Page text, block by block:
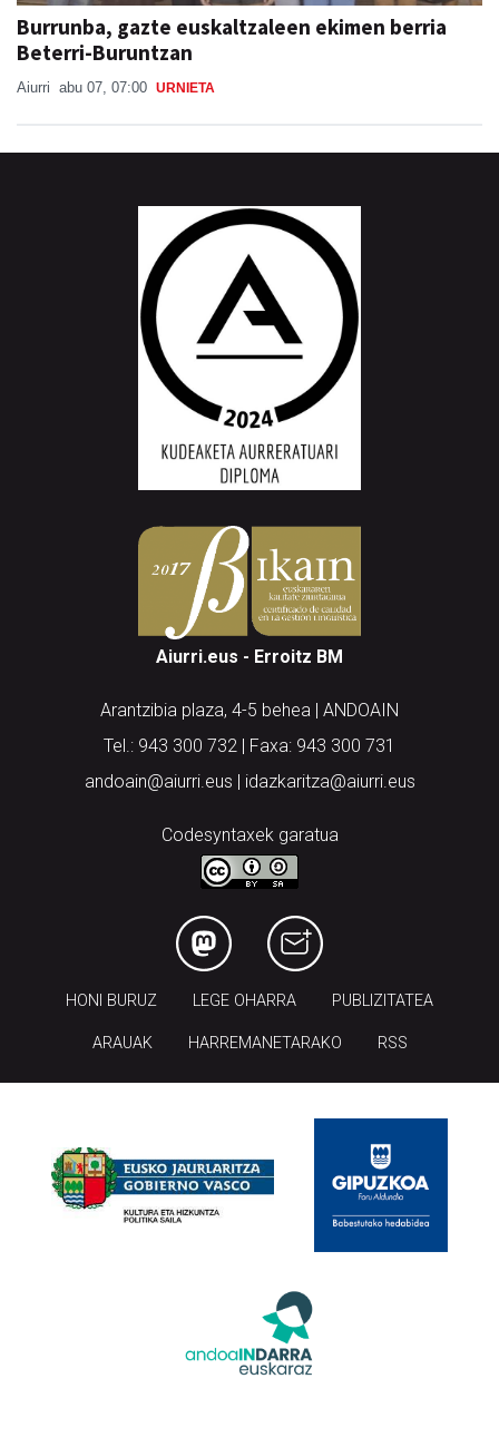
Burrunba, gazte euskaltzaleen ekimen berria
Beterri-Buruntzan
Aiurri abu 07, 07:00 URNIETA
Aiurri.eus - Erroitz BM
Arantzibia plaza, 4-5 behea | ANDOAIN
Tel.: 943 300 732 | Faxa: 943 300 731
andoain@aiurri.eus | idazkaritza@aiurri.eus
Codesyntaxek garatua
HONI BURUZ LEGE OHARRA PUBLIZITATEA
ARAUAK HARREMANETARAKO RSS